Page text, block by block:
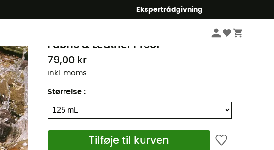
Ekspertrådgivning
Vandrebeklædning & Vandreudstyr Vandretilbehør
Fabric & Leather Proof
79,00 kr
inkl. moms
Størrelse :
Tilføje til kurven